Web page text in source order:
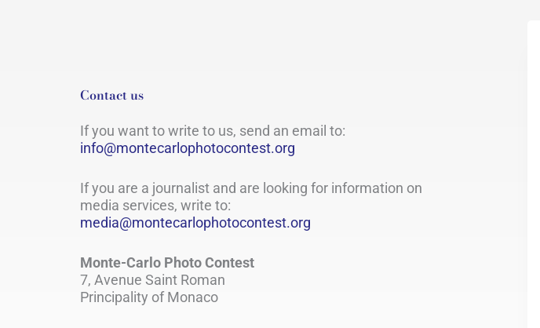
Contact us
If you want to write to us, send an email to:
info@montecarlophotocontest.org
If you are a journalist and are looking for information on
media services, write to:
media@montecarlophotocontest.org
Monte-Carlo Photo Contest
7, Avenue Saint Roman
Principality of Monaco